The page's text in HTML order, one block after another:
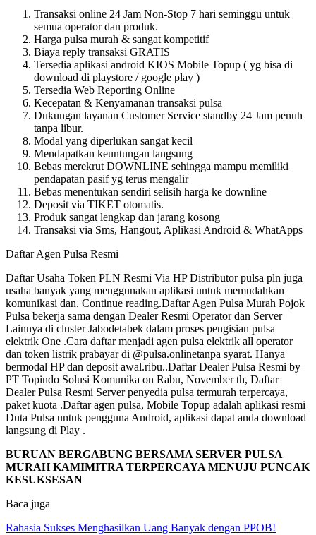
Transaksi online 24 Jam Non-Stop 7 hari seminggu untuk
semua operator dan produk.
Harga pulsa murah & sangat kompetitif
Biaya reply transaksi GRATIS
Tersedia aplikasi android KIOS Mobile Topup ( yg bisa di
download di playstore / google play )
Tersedia Web Reporting Online
Kecepatan & Kenyamanan transaksi pulsa
Dukungan layanan Customer Service standby 24 Jam penuh
tanpa libur.
Modal yang diperlukan sangat kecil
Mendapatkan keuntungan langsung
Bebas merekrut DOWNLINE sehingga mampu memiliki
pendapatan pasif yg terus mengalir
Bebas menentukan sendiri selisih harga ke downline
Deposit via TIKET otomatis.
Produk sangat lengkap dan jarang kosong
Transaksi via Sms, Hangout, Aplikasi Android & WhatApps
Daftar Agen Pulsa Resmi
Daftar Usaha Token PLN Resmi Via HP Distributor pulsa pln juga
usaha banyak yang menggunakan aplikasi untuk memudahkan
komunikasi dan. Continue reading.Daftar Agen Pulsa Murah Pojok
Pulsa bekerja sama dengan Dealer Resmi Operator dan Server
Lainnya di cluster Jabodetabek dalam proses pengisian pulsa
elektrik One .Cara daftar menjadi agen pulsa elektrik all operator
dan token listrik prabayar di @pulsa.onlinetanpa syarat. Hanya
bermodal HP dan deposit awal.ribu..Daftar Dealer Pulsa Resmi by
PT Topindo Solusi Komunika on Rabu, November th, Daftar
Dealer Pulsa Resmi Server penyedia pulsa termurah terpercaya,
paket kuota .Daftar agen pulsa, Mobile Topup adalah aplikasi resmi
Duta Pulsa untuk pengguna Android, aplikasi dapat anda download
langsung di Play .
BURUAN BERGABUNG BERSAMA SERVER PULSA
MURAH KAMIMITRA TERPERCAYA MENUJU PUNCAK
KESUKSESAN
Baca juga
Rahasia Sukses Menghasilkan Uang Banyak dengan PPOB!